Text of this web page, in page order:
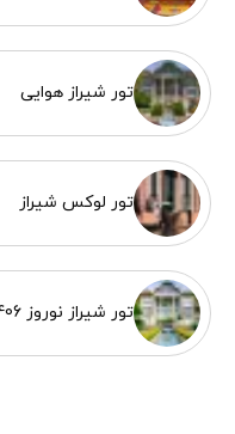
تور شیراز هوایی
تور لوکس شیراز
تور شیراز نوروز 1406